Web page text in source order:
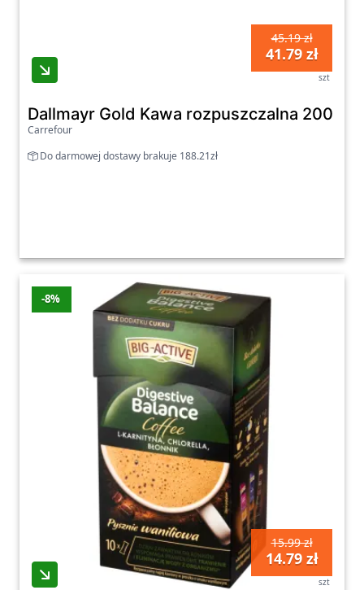
45.19 zł
41.79 zł
szt
Dallmayr Gold Kawa rozpuszczalna 200 g
Carrefour
Do darmowej dostawy brakuje 188.21zł
-8%
15.99 zł
14.79 zł
szt